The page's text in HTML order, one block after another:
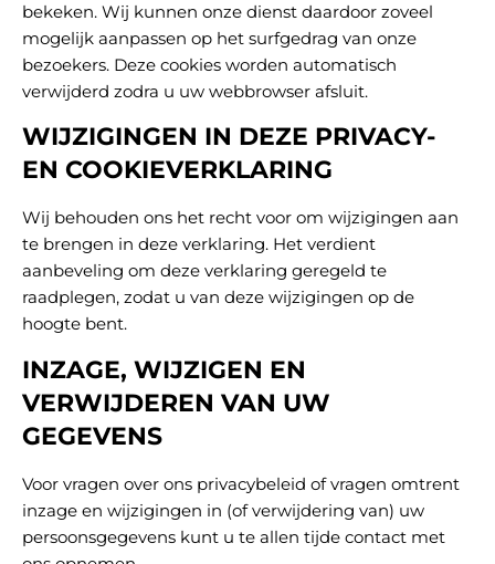
bekeken. Wij kunnen onze dienst daardoor zoveel
mogelijk aanpassen op het surfgedrag van onze
bezoekers. Deze cookies worden automatisch
verwijderd zodra u uw webbrowser afsluit.
WIJZIGINGEN IN DEZE PRIVACY-
EN COOKIEVERKLARING
Wij behouden ons het recht voor om wijzigingen aan
te brengen in deze verklaring. Het verdient
aanbeveling om deze verklaring geregeld te
raadplegen, zodat u van deze wijzigingen op de
hoogte bent.
INZAGE, WIJZIGEN EN
VERWIJDEREN VAN UW
GEGEVENS
Voor vragen over ons privacybeleid of vragen omtrent
inzage en wijzigingen in (of verwijdering van) uw
persoonsgegevens kunt u te allen tijde contact met